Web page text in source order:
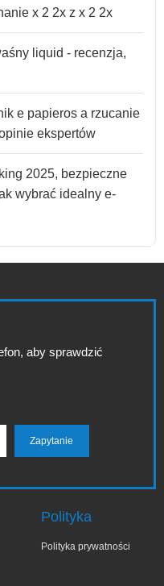
x 2 2x z x 2 2x
liquid - recenzja,
e papieros a rzucanie
ekspertów
2025, bezpieczne
wybrać idealny e-
aby sprawdzić
Polityka
Polityka prywatności